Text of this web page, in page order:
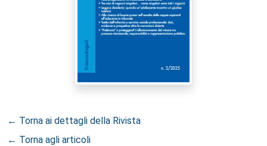
← Torna ai dettagli della Rivista
← Torna agli articoli